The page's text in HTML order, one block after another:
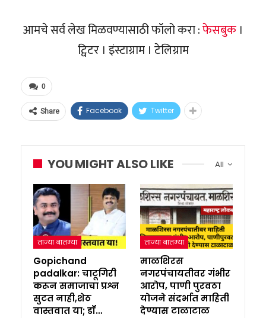
आमचे सर्व लेख मिळवण्यासाठी फॉलो करा :फेसबुक ।
ट्विटर । इंस्टाग्राम । टेलिग्राम
0
Share Facebook Twitter
All
YOU MIGHT ALSO LIKE
ताज्या बातम्या
Gopichand
padalkar: चाटूगिरी
करून समाजाचा प्रश्न
सुटत नाही,शेठ
वास्तवात या; डॉ…
ताज्या बातम्या
माळशिरस
नगरपंचायतीवर गंभीर
आरोप, पाणी पुरवठा
योजने संदर्भात माहिती
देण्यास टाळाटाळ